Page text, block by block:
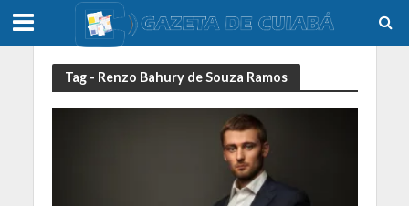
Tag - Renzo Bahury de Souza Ramos